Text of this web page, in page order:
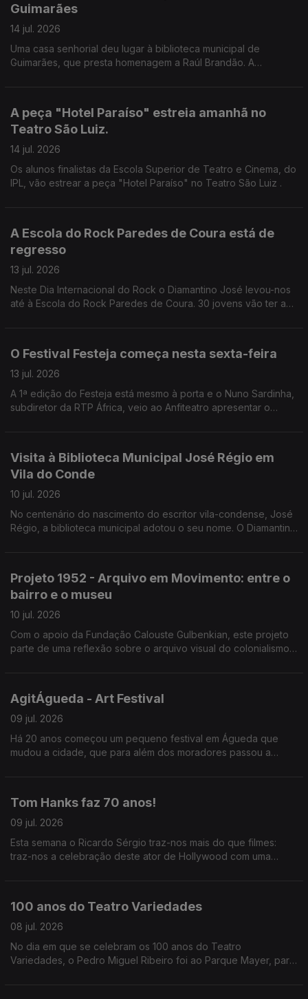
Guimarães
14 jul. 2026
Uma casa senhorial deu lugar à biblioteca municipal de
Guimarães, que presta homenagem a Raúl Brandão. A
A peça "Hotel Paraíso" estreia amanhã no
Teatro São Luiz.
14 jul. 2026
Os alunos finalistas da Escola Superior de Teatro e Cinema, do
IPL, vão estrear a peça "Hotel Paraíso" no Teatro São Luiz .
A Escola do Rock Paredes de Coura está de
regresso
13 jul. 2026
Neste Dia Internacional do Rock o Diamantino José levou-nos
até à Escola do Rock Paredes de Coura. 30 jovens vão ter a
O Festival Festeja começa nesta sexta-feira
13 jul. 2026
A 1ª edição do Festeja está mesmo à porta e o Nuno Sardinha,
subdiretor da RTP África, veio ao Anfiteatro apresentar o
Visita à Biblioteca Municipal José Régio em
Vila do Conde
10 jul. 2026
No centenário do nascimento do escritor vila-condense, José
Régio, a biblioteca municipal adotou o seu nome. O Diamantino
Projeto 1952 - Arquivo em Movimento: entre o
bairro e o museu
10 jul. 2026
Com o apoio da Fundação Calouste Gulbenkian, este projeto
parte de uma reflexão sobre o arquivo visual do colonialismo
AgitÁgueda - Art Festival
09 jul. 2026
Há 20 anos começou um pequeno festival em Águeda que
mudou a cidade, que para além dos moradores passou a
Tom Hanks faz 70 anos!
09 jul. 2026
Esta semana o Ricardo Sérgio traz-nos mais do que filmes:
traz-nos a celebração deste ator de Hollywood com uma
100 anos do Teatro Variedades
08 jul. 2026
No dia em que se celebram os 100 anos do Teatro
Variedades, o Pedro Miguel Ribeiro foi ao Parque Mayer, para